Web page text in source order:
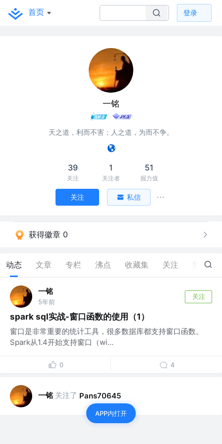
首页 登录
一铭
天之道，利而不害；人之道，为而不争。
39
关注
1
关注者
51
掘力值
关注 私信
获得徽章 0
动态 文章 专栏 沸点 收藏集 关注 0
一铭
5年前
关注
spark sql实战-窗口函数的使用（1）
窗口是非常重要的统计工具，很多数据库都支持窗口函数。
Spark从1.4开始支持窗口（wi...
0 4
一铭 关注了 Pans70645
APP内打开